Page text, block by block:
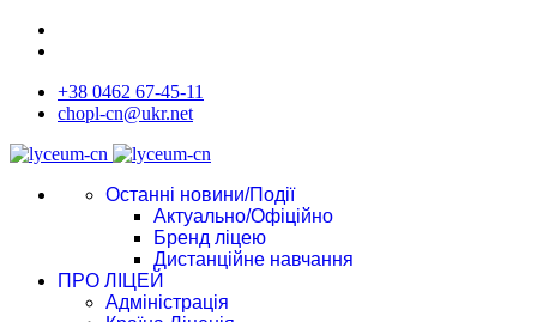
+38 0462 67-45-11
chopl-cn@ukr.net
Останні новини/Події
Актуально/Офіційно
Бренд ліцею
Дистанційне навчання
ПРО ЛІЦЕЙ
Адміністрація